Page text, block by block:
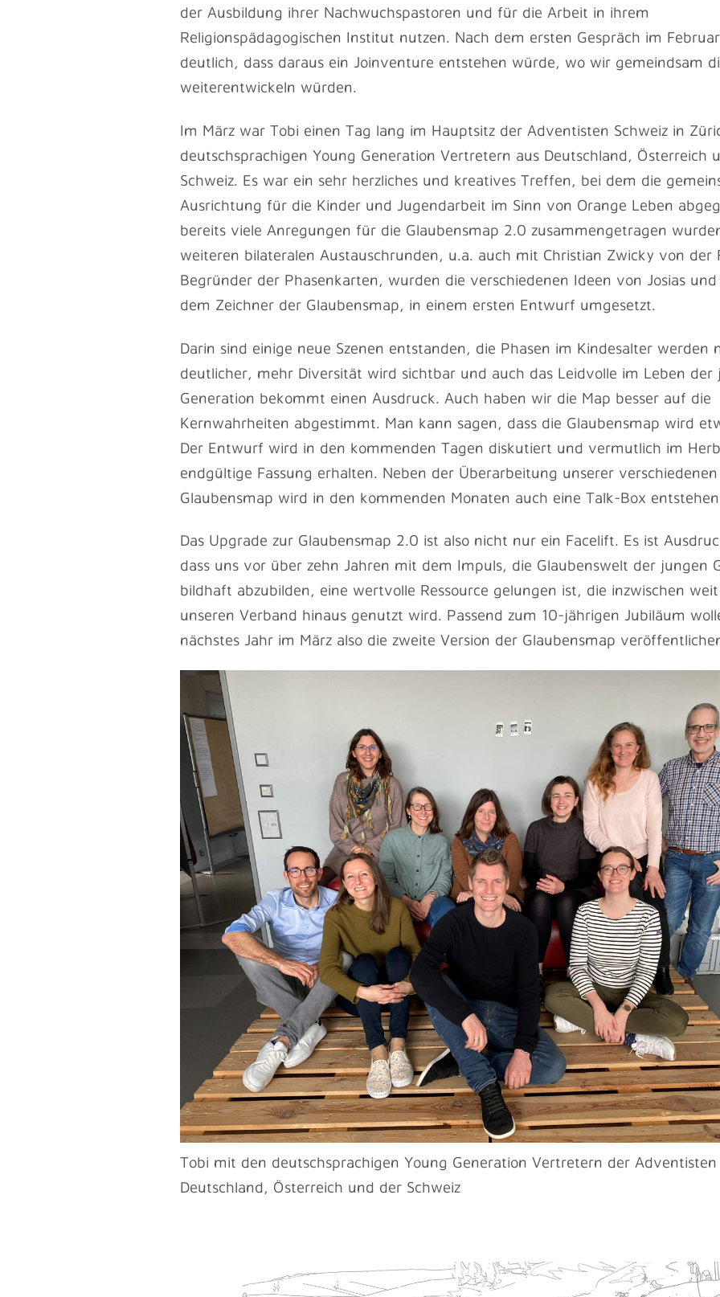
der Ausbildung ihrer Nachwuchspastoren und für die Arbeit in ihrem
Religionspädagogischen Institut nutzen. Nach dem ersten Gespräch im
deutlich, dass daraus ein Joinventure entstehen würde, wo wir gemeindsam
weiterentwickeln würden.
Im März war Tobi einen Tag lang im Hauptsitz der Adventisten Schweiz in
deutschsprachigen Young Generation Vertretern aus Deutschland, Österreich
Schweiz. Es war ein sehr herzliches und kreatives Treffen, bei dem die
Ausrichtung für die Kinder und Jugendarbeit im Sinn von Orange Leben
bereits viele Anregungen für die Glaubensmap 2.0 zusammengetragen
weiteren bilateralen Austauschrunden, u.a. auch mit Christian Zwicky von der
Begründer der Phasenkarten, wurden die verschiedenen Ideen von Josias und
dem Zeichner der Glaubensmap, in einem ersten Entwurf umgesetzt.
Darin sind einige neue Szenen entstanden, die Phasen im Kindesalter werden
deutlicher, mehr Diversität wird sichtbar und auch das Leidvolle im Leben der
Generation bekommt einen Ausdruck. Auch haben wir die Map besser auf die
Kernwahrheiten abgestimmt. Man kann sagen, dass die Glaubensmap wird
Der Entwurf wird in den kommenden Tagen diskutiert und vermutlich im
endgültige Fassung erhalten. Neben der Überarbeitung unserer
Glaubensmap wird in den kommenden Monaten auch eine Talk-Box
Das Upgrade zur Glaubensmap 2.0 ist also nicht nur ein Facelift. Es ist
dass uns vor über zehn Jahren mit dem Impuls, die Glaubenswelt der jungen
bildhaft abzubilden, eine wertvolle Ressource gelungen ist, die inzwischen
unseren Verband hinaus genutzt wird. Passend zum 10-jährigen Jubiläum
nächstes Jahr im März also die zweite Version der Glaubensmap
Tobi mit den deutschsprachigen Young Generation Vertretern der Adventisten
Deutschland, Österreich und der Schweiz